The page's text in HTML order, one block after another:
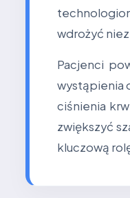
wdrożyć
Pacjenci
wystąpienia
ciśnienia
zwiększyć
kluczową